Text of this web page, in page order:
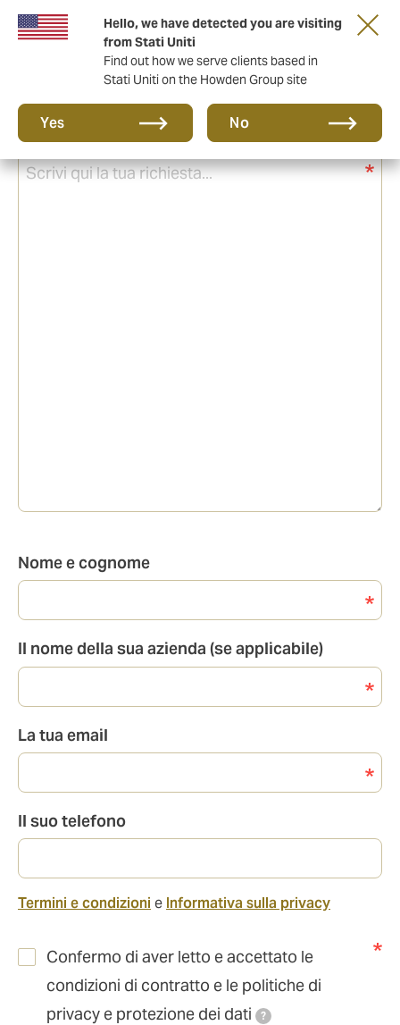
Hello, we have detected you are visiting
from Stati Uniti
Find out how we serve clients based in
Stati Uniti on the Howden Group site
Yes No
Il tuo messaggio
Nome e cognome
Il nome della sua azienda (se applicabile)
La tua email
Il suo telefono
Termini e condizioni e Informativa sulla privacy
Confermo di aver letto e accettato le
condizioni di contratto e le politiche di
privacy e protezione dei dati
?